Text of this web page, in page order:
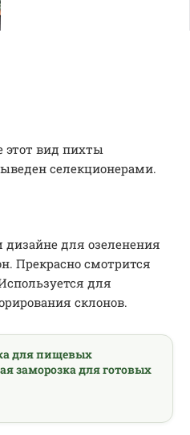
этот вид пихты
селекционерами.
для озеленения
Прекрасно смотрится
для
склонов.
для пищевых
заморозка для готовых